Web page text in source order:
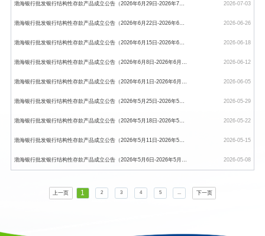
2026-07-03
2026-06-26
2026-06-18
2026-06-12
2026-06-05
2026-05-29
2026-05-22
2026-05-15
2026-05-08
上一页 1 2 3 4 5 ... 下一页